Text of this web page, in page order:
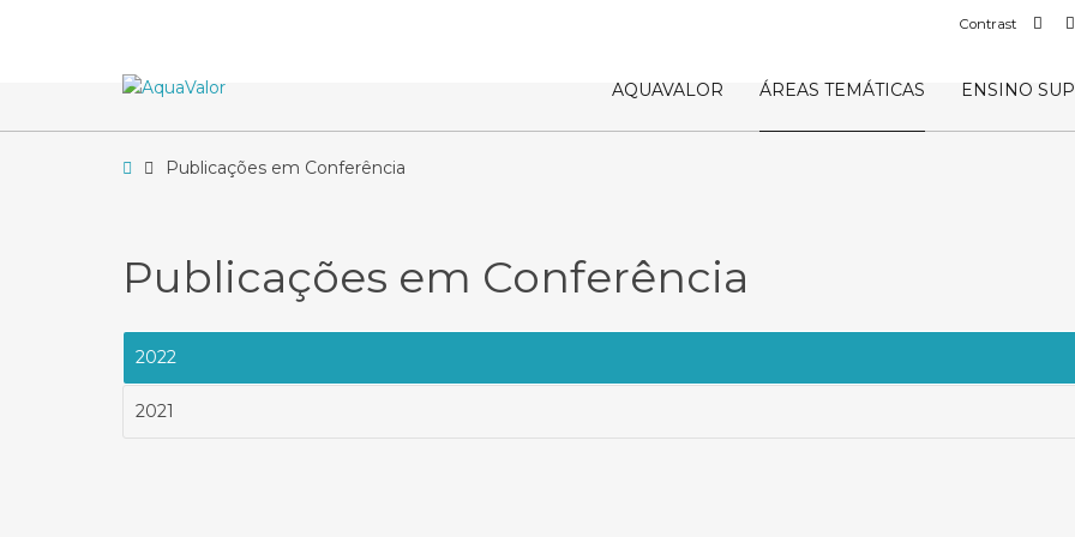
Contrast
AQUAVALOR ÁREAS TEMÁTICAS ENSINO
HomePublicações em Conferência
Publicações em Conferência
2022
2021